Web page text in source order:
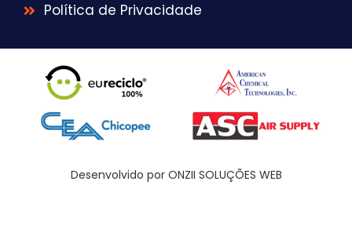
Política de Privacidade
Desenvolvido por ONZII SOLUÇÕES WEB